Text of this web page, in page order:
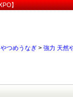
】
やつめうなぎ > 強力 天然